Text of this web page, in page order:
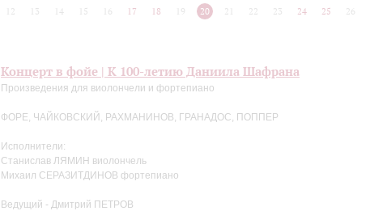
12 13 14 15 16 17 18 19 20 21 22 23 24 25 26
Концерт в фойе | К 100-летию Даниила Шафрана
Произведения для виолончели и фортепиано
ФОРЕ, ЧАЙКОВСКИЙ, РАХМАНИНОВ, ГРАНАДОС, ПОППЕР
Исполнители:
Станислав ЛЯМИН виолончель
Михаил СЕРАЗИТДИНОВ фортепиано
Ведущий - Дмитрий ПЕТРОВ